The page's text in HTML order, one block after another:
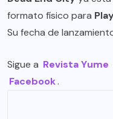
formato físico para
Su fecha de
Sigue a Revista Yume
Facebook.